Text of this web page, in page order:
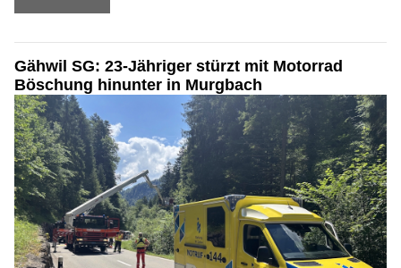
Gähwil SG: 23-Jähriger stürzt mit Motorrad
Böschung hinunter in Murgbach